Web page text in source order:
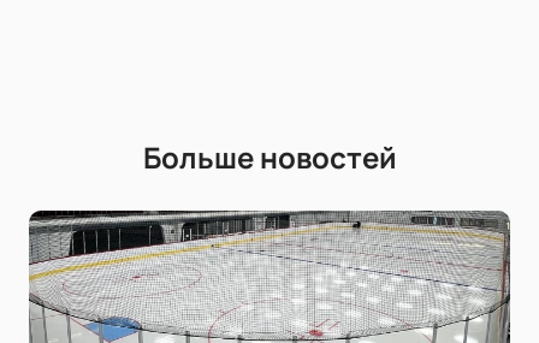
Больше новостей